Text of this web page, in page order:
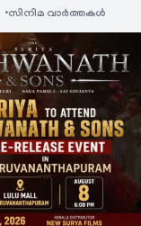
സിനിമ വാര്‍ത്തകള്‍